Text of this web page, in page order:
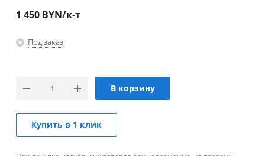
1 450 BYN/к-т
Под заказ
В корзину
Купить в 1 клик